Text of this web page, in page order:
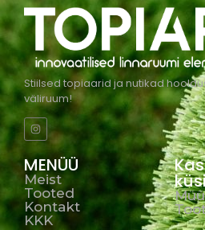
Stiilsed topiaarid ja nutikad
väliruum!
MENÜÜ
Meist
Tooted
Kontakt
KKK